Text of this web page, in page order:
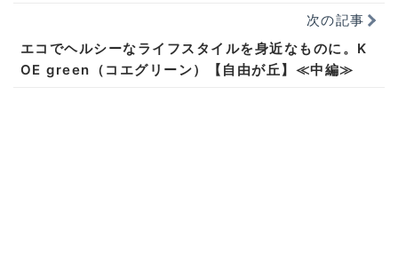
次の記事
エコでヘルシーなライフスタイルを身近なものに。K
OE green（コエグリーン）【自由が丘】≪中編≫